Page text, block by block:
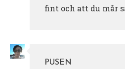
fint och att du mår
PUSEN